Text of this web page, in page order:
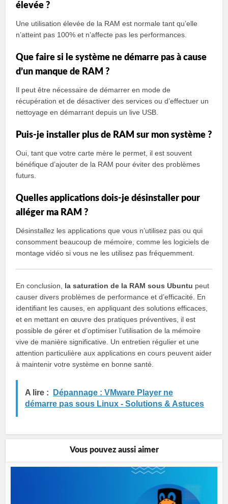
élevée ?
Une utilisation élevée de la RAM est normale tant qu’elle
n’atteint pas 100% et n’affecte pas les performances.
Que faire si le système ne démarre pas à cause
d’un manque de RAM ?
Il peut être nécessaire de démarrer en mode de
récupération et de désactiver des services ou d’effectuer un
nettoyage en démarrant depuis un live USB.
Puis-je installer plus de RAM sur mon système ?
Oui, tant que votre carte mère le permet, il est souvent
bénéfique d’ajouter de la RAM pour éviter des problèmes
futurs.
Quelles applications dois-je désinstaller pour
alléger ma RAM ?
Désinstallez les applications que vous n’utilisez pas ou qui
consomment beaucoup de mémoire, comme les logiciels de
montage vidéo si vous ne les utilisez pas fréquemment.
En conclusion, la saturation de la RAM sous Ubuntu peut
causer divers problèmes de performance et d’efficacité. En
identifiant les causes, en appliquant des solutions efficaces,
et en mettant en œuvre des pratiques préventives, il est
possible de gérer et d’optimiser l’utilisation de la mémoire
vive de manière significative. Un entretien régulier et une
attention particulière aux applications en cours peuvent aider
à maintenir votre système en bonne santé.
A lire :
Dépannage : VMware Player ne
démarre pas sous Linux - Solutions & Astuces
Vous pouvez aussi aimer